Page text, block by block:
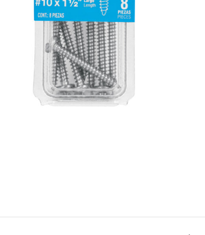
to enlarge